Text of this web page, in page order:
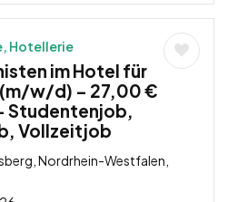
Hotellerie
im Hotel für
w/d) – 27,00 €
Studentenjob,
Vollzeitjob
Nordrhein-Westfalen,